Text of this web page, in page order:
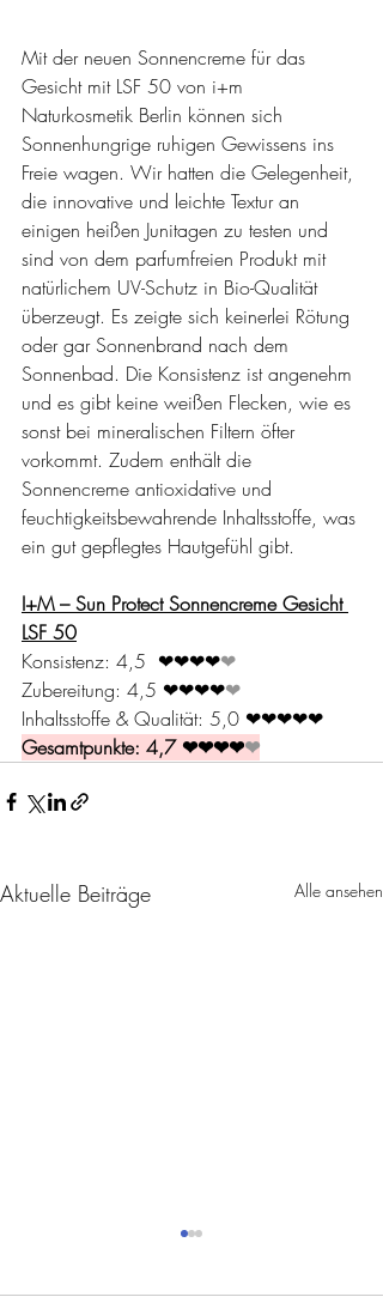
Mit der neuen Sonnencreme für das
Gesicht mit LSF 50 von i+m
Naturkosmetik Berlin können sich
Sonnenhungrige ruhigen Gewissens ins
Freie wagen. Wir hatten die Gelegenheit,
die innovative und leichte Textur an
einigen heißen Junitagen zu testen und
sind von dem parfumfreien Produkt mit
natürlichem UV-Schutz in Bio-Qualität
überzeugt. Es zeigte sich keinerlei Rötung
oder gar Sonnenbrand nach dem
Sonnenbad. Die Konsistenz ist angenehm
und es gibt keine weißen Flecken, wie es
sonst bei mineralischen Filtern öfter
vorkommt. Zudem enthält die
Sonnencreme antioxidative und
feuchtigkeitsbewahrende Inhaltsstoffe, was
ein gut gepflegtes Hautgefühl gibt.
I+M – Sun Protect Sonnencreme Gesicht
LSF 50
Konsistenz: 4,5 ❤❤❤❤❤
Zubereitung: 4,5 ❤❤❤❤❤
Inhaltsstoffe & Qualität: 5,0 ❤❤❤❤❤
Gesamtpunkte: 4,7 ❤❤❤❤❤
Aktuelle Beiträge Alle ansehen